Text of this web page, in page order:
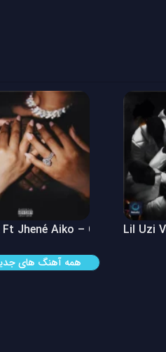
Lil Uzi
Jhené Aiko – Can’t Hide It
همه آهنگ های